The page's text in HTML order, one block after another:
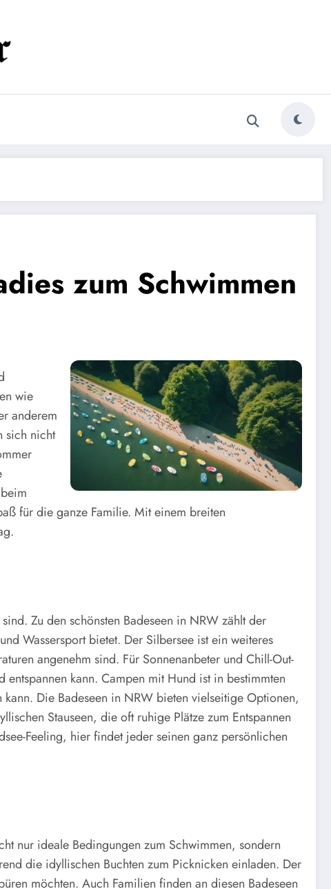
zum Schwimmen
wie
anderem
sich nicht
für die ganze Familie. Mit einem breiten
Zu den schönsten Badeseen in NRW zählt der
Wassersport bietet. Der Silbersee ist ein weiteres
angenehm sind. Für Sonnenanbeter und Chill-Out-
kann. Campen mit Hund ist in bestimmten
Die Badeseen in NRW bieten vielseitige Optionen,
Stauseen, die oft ruhige Plätze zum Entspannen
Feeling, hier findet jeder seinen ganz persönlichen
nur ideale Bedingungen zum Schwimmen, sondern
die idyllischen Buchten zum Picknicken einladen. Der
möchten. Auch Familien finden an diesen Badeseen